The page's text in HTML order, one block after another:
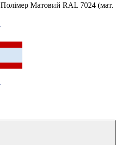
Полімер Матовий RAL 7024 (мат.